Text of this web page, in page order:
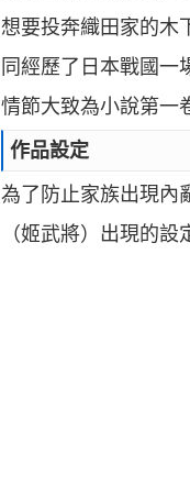
想要投奔織田家的木
同經歷了日本戰國一
情節大致為小說第一
作品設定
為了防止家族出現內
（姬武將）出現的設